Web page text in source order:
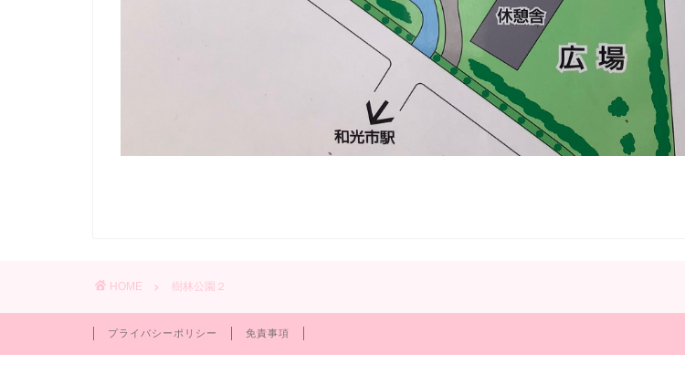
HOME 樹林公園２
プライバシーポリシー 免責事項